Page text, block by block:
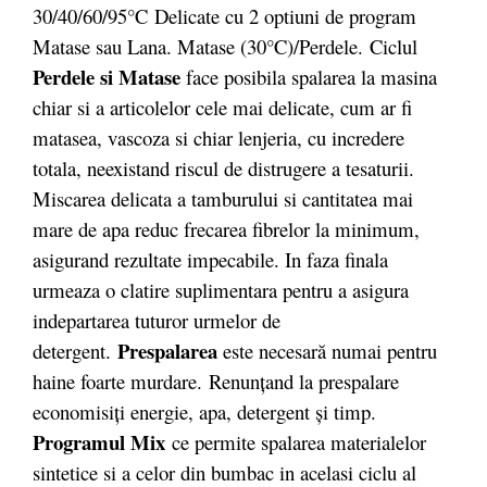
30/40/60/95°C Delicate cu 2 optiuni de program
Matase sau Lana. Matase (30°C)/Perdele. Ciclul
Perdele si Matase face posibila spalarea la masina
chiar si a articolelor cele mai delicate, cum ar fi
matasea, vascoza si chiar lenjeria, cu incredere
totala, neexistand riscul de distrugere a tesaturii.
Miscarea delicata a tamburului si cantitatea mai
mare de apa reduc frecarea fibrelor la minimum,
asigurand rezultate impecabile. In faza finala
urmeaza o clatire suplimentara pentru a asigura
indepartarea tuturor urmelor de
detergent. Prespalarea este necesară numai pentru
haine foarte murdare. Renunţand la prespalare
economisiţi energie, apa, detergent şi timp.
Programul Mix ce permite spalarea materialelor
sintetice si a celor din bumbac in acelasi ciclu al